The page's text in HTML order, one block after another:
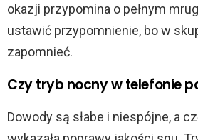
okazji przypomina o pełnym
ustawić przypomnienie, bo w
zapomnieć.
Czy tryb nocny w telefonie
Dowody są słabe i niespójne, a